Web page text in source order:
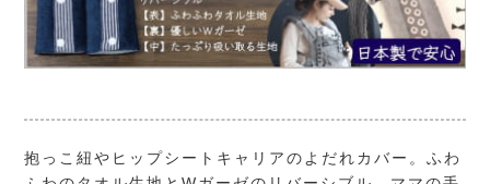
抱っこ紐やヒップシートキャリアのよだれカバー。ふわ